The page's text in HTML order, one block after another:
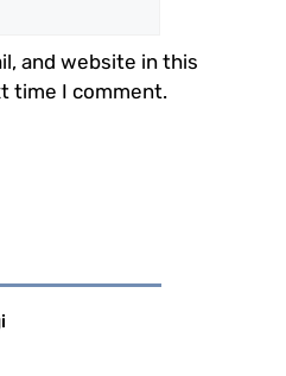
and website in this
time I comment.